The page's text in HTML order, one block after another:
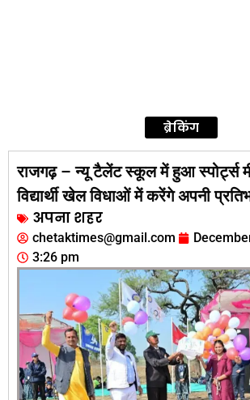
ब्रेकिंग
राजगढ़ – न्यू टैलेंट स्कूल में हुआ स्पोर्ट्स
विद्यार्थी खेल विधाओं में करेंगे अपनी
अपना शहर
chetaktimes@gmail.com
3:26 pm